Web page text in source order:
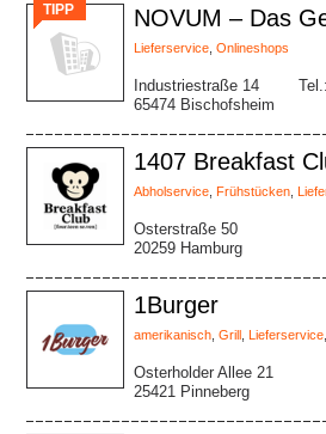
TIPP NOVUM – Das
Lieferservice Onlineshops
Industriestraße 14
65474 Bischofsheim
1407 Breakfast
Abholservice Frühstücken
Osterstraße 50
20259 Hamburg
1Burger
amerikanisch Grill Lieferservice
Osterholder Allee 21
25421 Pinneberg